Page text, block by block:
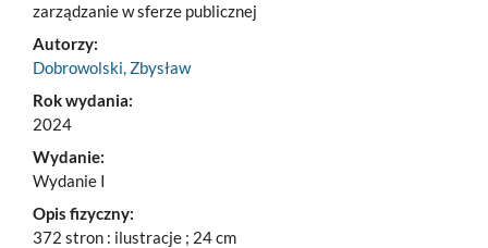
zarządzanie w sferze publicznej
Autorzy:
Dobrowolski, Zbysław
Rok wydania:
2024
Wydanie:
Wydanie I
Opis fizyczny:
372 stron : ilustracje ; 24 cm